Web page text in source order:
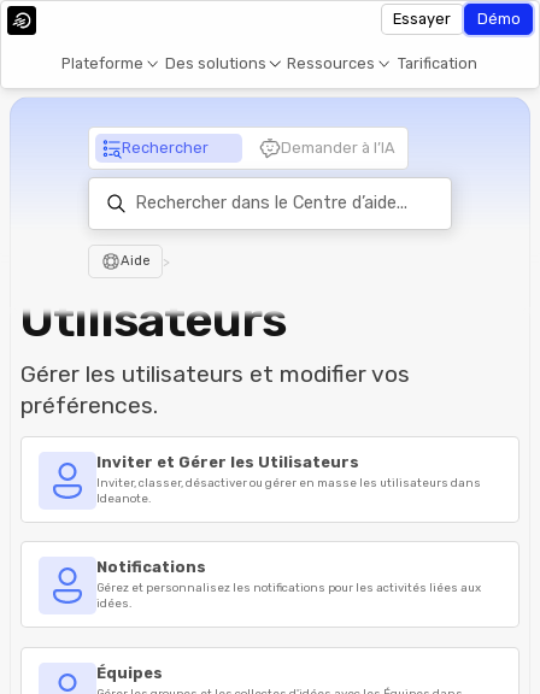
Plateforme Des solutions Ressources Tarification
Essayer Démo
Rechercher Demander à l’IA
Aide >
Utilisateurs
Gérer les utilisateurs et modifier vos
préférences.
Inviter et Gérer les Utilisateurs
Inviter, classer, désactiver ou gérer en masse les utilisateurs dans
Ideanote.
Notifications
Gérez et personnalisez les notifications pour les activités liées aux
idées.
Équipes